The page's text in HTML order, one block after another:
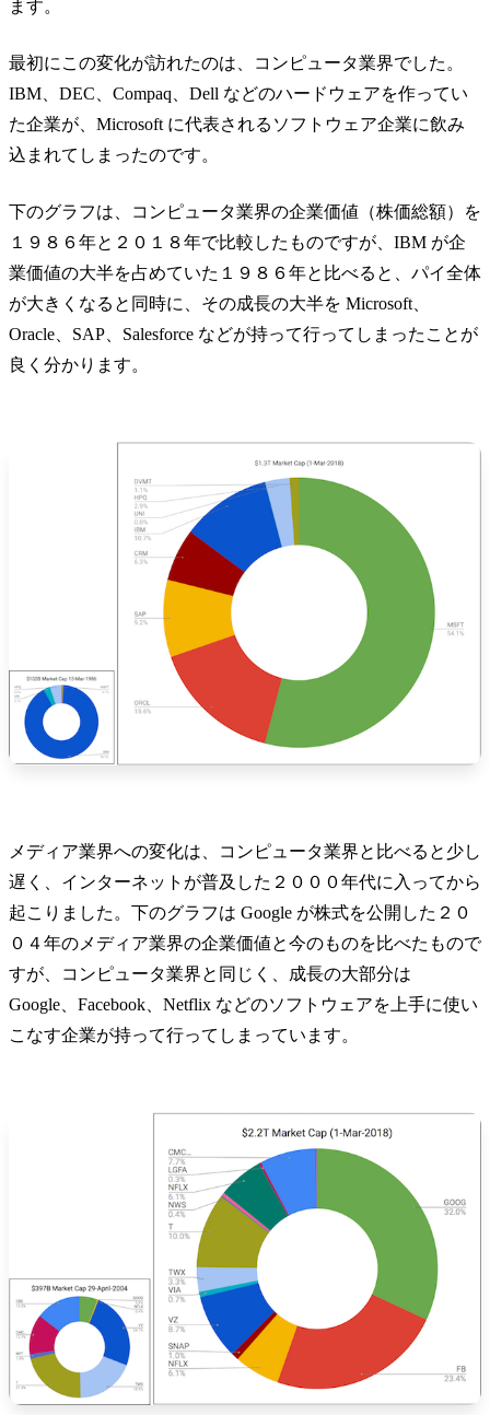
ます。
最初にこの変化が訪れたのは、コンピュータ業界でした。
IBM、DEC、Compaq、Dell などのハードウェアを作ってい
た企業が、Microsoft に代表されるソフトウェア企業に飲み
込まれてしまったのです。
下のグラフは、コンピュータ業界の企業価値（株価総額）を
１９８６年と２０１８年で比較したものですが、IBM が企
業価値の大半を占めていた１９８６年と比べると、パイ全体
が大きくなると同時に、その成長の大半を Microsoft、
Oracle、SAP、Salesforce などが持って行ってしまったことが
良く分かります。
メディア業界への変化は、コンピュータ業界と比べると少し
遅く、インターネットが普及した２０００年代に入ってから
起こりました。下のグラフは Google が株式を公開した２０
０４年のメディア業界の企業価値と今のものを比べたもので
すが、コンピュータ業界と同じく、成長の大部分は
Google、Facebook、Netflix などのソフトウェアを上手に使い
こなす企業が持って行ってしまっています。